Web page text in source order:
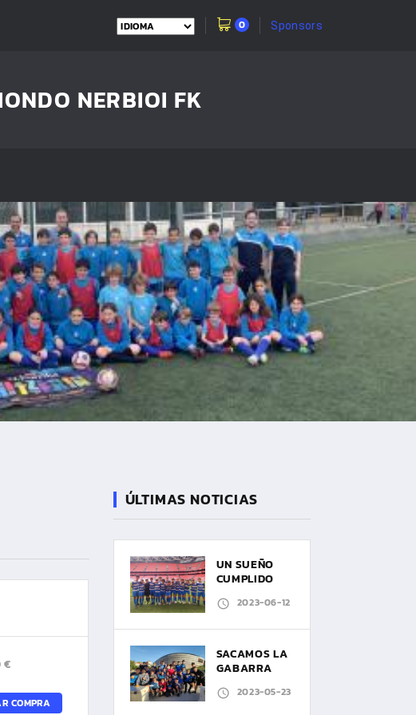
0 Sponsors
NERBIOI FK
€
COMPRA
ÚLTIMAS NOTICIAS
UN SUEÑO
CUMPLIDO
2023-06-12
SACAMOS LA
GABARRA
2023-05-23